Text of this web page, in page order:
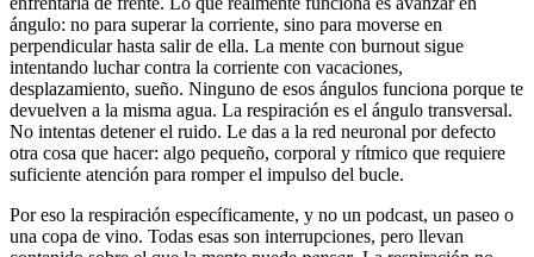
ángulo: no para superar la corriente, sino para moverse en
perpendicular hasta salir de ella. La mente con burnout sigue
intentando luchar contra la corriente con vacaciones,
desplazamiento, sueño. Ninguno de esos ángulos funciona porque te
devuelven a la misma agua. La respiración es el ángulo transversal.
No intentas detener el ruido. Le das a la red neuronal por defecto
otra cosa que hacer: algo pequeño, corporal y rítmico que requiere
suficiente atención para romper el impulso del bucle.
Por eso la respiración específicamente, y no un podcast, un paseo o
una copa de vino. Todas esas son interrupciones, pero llevan